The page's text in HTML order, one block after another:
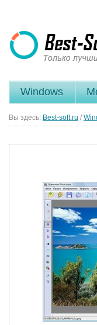
Windows
Вы здесь: Best-soft.ru /